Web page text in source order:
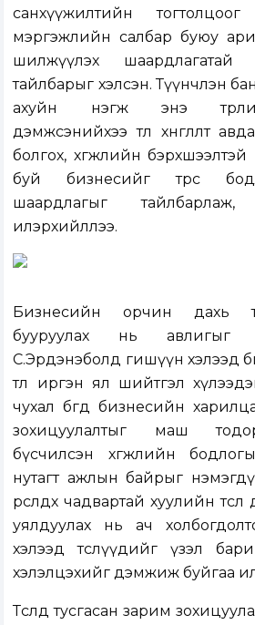
санхүүжилтийн
мэргэжлийн салбар буюу
шилжүүлэх шаардлагатай
тайлбарыг хэлсэн. Түүнчлэн
ахуйн нэгж энэ
дэмжсэнийхээ төлөө хөнгөлөлт
болгох, хөгжлийн
буй бизнесийг төрөөс
шаардлагыг
илэрхийллээ.
Бизнесийн орчин дахь
бууруулах нь авлигыг
С.Эрдэнэболд гишүүн хэлээд
төлөө иргэн ял шийтгэл
чухал бөгөөд бизнесийн
зохицуулалтыг маш
бүсчилсэн хөгжлийн
нутагт ажлын байрыг
өрсөлдөх чадвартай хуулийн
уялдуулах нь ач
хэлээд төслүүдийг үзэл
хэлэлцэхийг дэмжиж буйгаа
Төсөлд тусгасан зарим